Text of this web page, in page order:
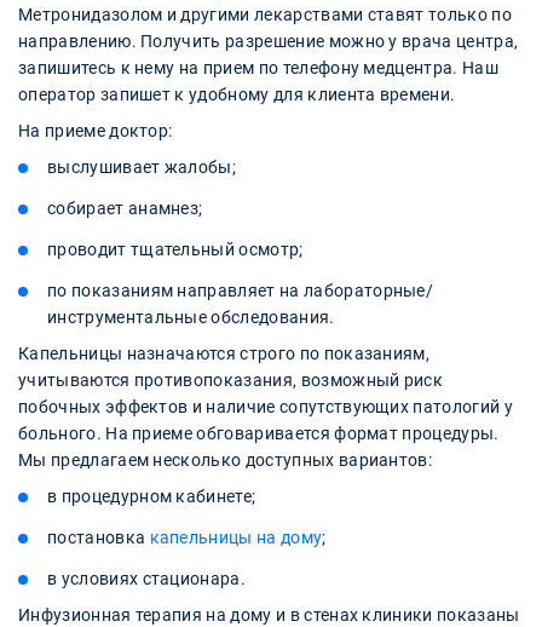
Метронидазолом и другими лекарствами ставят только по
направлению. Получить разрешение можно у врача центра,
запишитесь к нему на прием по телефону медцентра. Наш
оператор запишет к удобному для клиента времени.
На приеме доктор:
выслушивает жалобы;
собирает анамнез;
проводит тщательный осмотр;
по показаниям направляет на лабораторные/
инструментальные обследования.
Капельницы назначаются строго по показаниям,
учитываются противопоказания, возможный риск
побочных эффектов и наличие сопутствующих патологий у
больного. На приеме обговаривается формат процедуры.
Мы предлагаем несколько доступных вариантов:
в процедурном кабинете;
постановка капельницы на дому;
в условиях стационара.
Инфузионная терапия на дому и в стенах клиники показаны